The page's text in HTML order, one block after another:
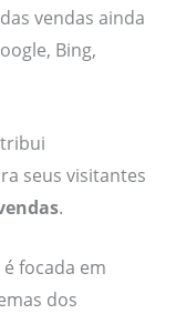
vendas ainda
Bing,
seus visitantes
.
focada em
dos